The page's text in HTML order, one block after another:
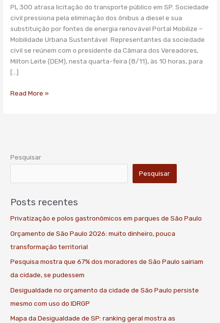
PL 300 atrasa licitação do transporte público em SP. Sociedade
civil pressiona pela eliminação dos ônibus a diesel e sua
substituição por fontes de energia renovável Portal Mobilize –
Mobilidade Urbana Sustentável Representantes da sociedade
civil se reúnem com o presidente da Câmara dos Vereadores,
Milton Leite (DEM), nesta quarta-feira (8/11), às 10 horas, para
[…]
transição
da
frota
para
“ônibus
limpos”
Read More »
Pesquisar
Pesquisar
Posts recentes
Privatização e polos gastronômicos em parques de São Paulo
Orçamento de São Paulo 2026: muito dinheiro, pouca
transformação territorial
Pesquisa mostra que 67% dos moradores de São Paulo sairiam
da cidade, se pudessem
Desigualdade no orçamento da cidade de São Paulo persiste
mesmo com uso do IDRGP
Mapa da Desigualdade de SP: ranking geral mostra as